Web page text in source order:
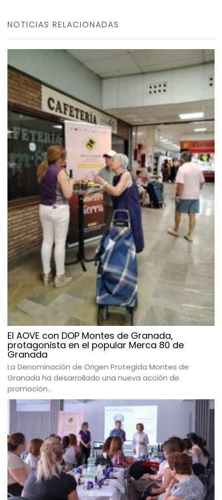
NOTICIAS RELACIONADAS
El AOVE con DOP Montes de Granada,
protagonista en el popular Merca 80 de
Granada
La Denominación de Origen Protegida Montes de
Granada ha desarrollado una nueva acción de
promoción...